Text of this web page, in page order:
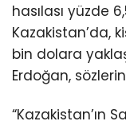
hasılası yüzde
Kazakistan’da,
bin dolara
Erdoğan,
“Kazakistan’ın